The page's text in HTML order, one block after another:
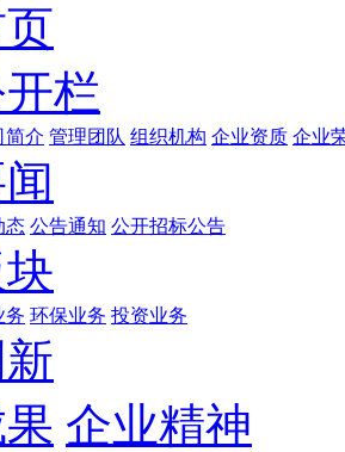
栏
简介 管理团队 组织机构 企业资质 企业
态 公告通知 公开招标公告
务 环保业务 投资业务
企业精神